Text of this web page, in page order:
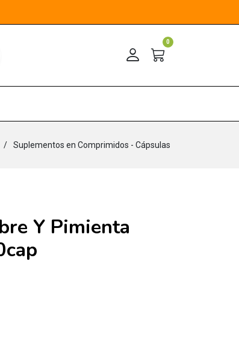
0
Suplementos en Comprimidos - Cápsulas
Y Pimienta